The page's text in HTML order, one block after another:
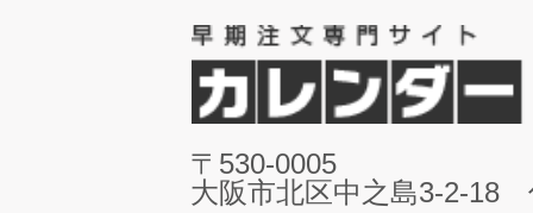
〒530-0005
大阪市北区中之島3-2-18